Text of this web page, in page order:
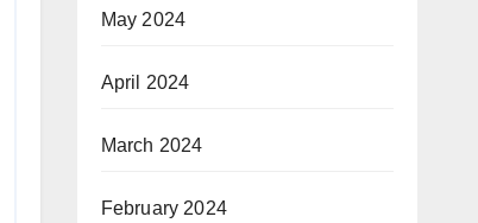
May 2024
April 2024
March 2024
February 2024